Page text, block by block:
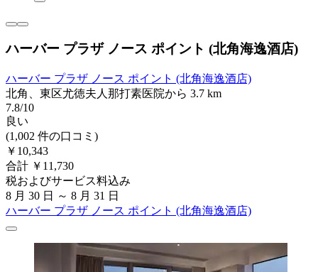
ハーバー プラザ ノース ポイント (北角海逸酒店)
ハーバー プラザ ノース ポイント (北角海逸酒店)
北角、東区尤徳夫人那打素医院から 3.7 km
7.8/10
良い
(1,002 件の口コミ)
￥10,343
合計 ￥11,730
税およびサービス料込み
8 月 30 日 ～ 8 月 31 日
ハーバー プラザ ノース ポイント (北角海逸酒店)